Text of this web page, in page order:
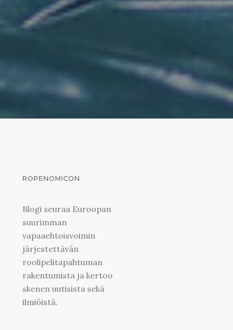
ROPENOMICON
Blogi seuraa Euroopan
suurimman
vapaaehtoisvoimin
järjestettävän
roolipelitapahtuman
rakentumista ja kertoo
skenen uutisista sekä
ilmiöistä.